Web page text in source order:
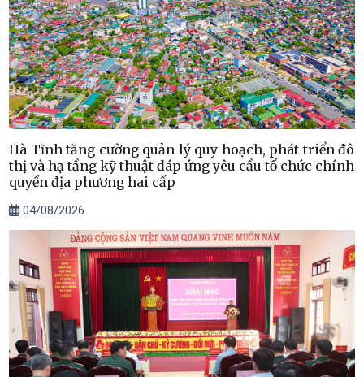
Hà Tĩnh tăng cường quản lý quy hoạch, phát triển đô
thị và hạ tầng kỹ thuật đáp ứng yêu cầu tổ chức chính
quyền địa phương hai cấp
04/08/2026